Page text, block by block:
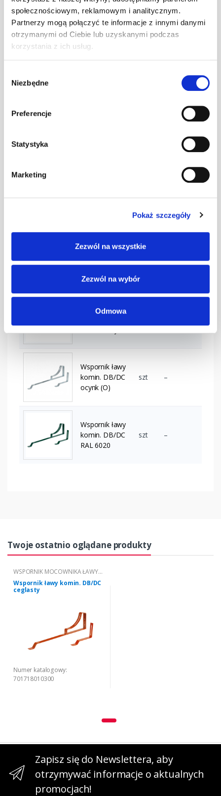
społecznościowym, reklamowym i analitycznym.
Partnerzy mogą połączyć te informacje z innymi danymi
otrzymanymi od Ciebie lub uzyskanymi podczas
korzystania z ich usług.
zgody
Niezbędne
Preferencje
Statystyka
Marketing
Pokaż szczegóły
Zezwól na wszystkie
Zezwól na wybór
Odmowa
Wspornik ławy
komin. DB/DC
ciemnobrązowy
szt
Wspornik ławy
komin. DB/DC
szt –
Wspornik ławy
Wspornik ławy
komin. DB/DC
ocynk (O)
szt –
Wspornik ławy
komin. DB/DC
RAL 6020
szt –
Twoje ostatnio oglądane produkty
WSPORNIK MOCOWNIKA ŁAWY
KOMINIARSKIEJ "DB/DC"
Wspornik ławy komin. DB/DC
ceglasty
Numer katalogowy:
701718010300
Zapisz się do Newslettera, aby
otrzymywać informacje o aktualnych
promocjach!